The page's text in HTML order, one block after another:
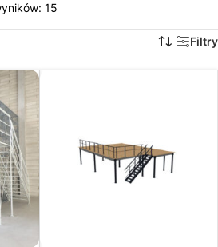
15
Filtry